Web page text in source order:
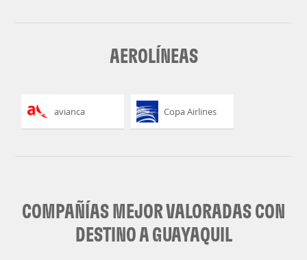
AEROLÍNEAS
avianca Copa Airlines
COMPAÑÍAS MEJOR VALORADAS CON
DESTINO A GUAYAQUIL